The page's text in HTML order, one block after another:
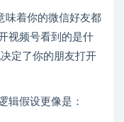
味着你的微信好友都
视频号看到的是什
定了你的朋友打开
辑假设更像是：